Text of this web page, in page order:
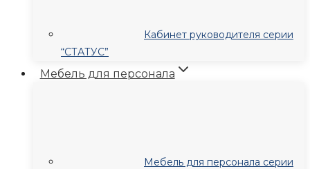
Кабинет руководителя серии
“СТАТУС”
Мебель для персонала
Мебель для персонала серии